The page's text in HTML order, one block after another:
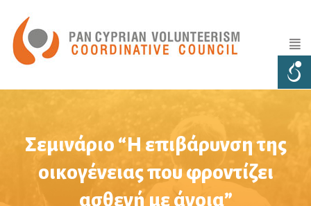
Σεμινάριο “Η επιβάρυνση της
οικογένειας που φροντίζει
ασθενή με άνοια”